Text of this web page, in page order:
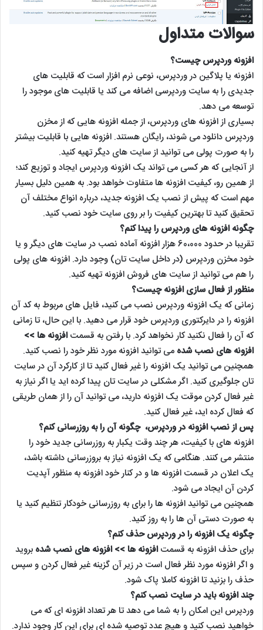
سوالات متداول
افزونه وردپرس چیست؟
افزونه یا پلاگین در وردپرس، نوعی نرم افزار است که قابلیت های
جدیدی را به سایت وردپرسی اضافه می کند یا قابلیت های موجود را
توسعه می دهد.
بسیاری از افزونه های وردپرس، از جمله افزونه هایی که از مخزن
وردپرس دانلود می شوند، رایگان هستند. افزونه هایی با قابلیت بیشتر
را به صورت پولی می توانید از سایت های دیگر تهیه کنید.
از آنجایی که هر کسی می تواند یک افزونه وردپرس ایجاد و توزیع کند؛
از همین رو، کیفیت افزونه ها متفاوت خواهد بود. به همین دلیل بسیار
مهم است که پیش از نصب یک افزونه جدید، درباره انواع مختلف آن
تحقیق کنید تا بهترین کیفیت را بر روی سایت خود نصب کنید.
چگونه افزونه های وردپرس را پیدا کنم؟
تقریبا در حدود 60،000 هزار افزونه آماده نصب در سایت های دیگر و یا
خود مخزن وردپرس (در داخل سایت تان) وجود دارد. افزونه های پولی
را هم می توانید از سایت های فروش افزونه تهیه کنید.
منظور از فعال سازی افزونه چیست؟
زمانی که یک افزونه وردپرس نصب می کنید، فایل های مربوط به کد آن
افزونه را در دایرکتوری وردپرس خود قرار می دهید. با این حال، تا زمانی
که آن را فعال نکنید کار نخواهد کرد. با رفتن به قسمتافزونه ها >>
افزونه های نصب شده می توانید افزونه مورد نظر خود را نصب کنید.
همچنین می توانید یک افزونه را غیر فعال کنید تا از کارکرد آن در سایت
تان جلوگیری کنید. اگر مشکلی در سایت تان پیدا کرده اید یا اگر نیاز به
غیر فعال کردن موقت یک افزونه دارید، می توانید آن را از همان طریقی
که فعال کرده اید، غیر فعال کنید.
پس از نصب افزونه در وردپرس، چگونه آن را به روزرسانی کنم؟
افزونه های با کیفیت، هر چند وقت یکبار به روزرسانی جدید خود را
منتشر می کنند. هنگامی که یک افزونه نیاز به بروزرسانی داشته باشد،
یک اعلان در قسمت افزونه ها و در کنار خود افزونه به منظور آپدیت
کردن آن ایجاد می شود.
همچنین می توانید افزونه ها را برای به روزرسانی خودکار تنظیم کنید یا
به صورت دستی آن ها را به روز کنید.
چگونه یک افزونه را در وردپرس حذف کنم؟
برای حذف افزونه به قسمتافزونه ها >> افزونه های نصب شده بروید
و اگر افزونه مورد نظر فعال است در زیر آن گزینه غیر فعال کردن و سپس
حذف را بزنید تا افزونه کاملا پاک شود.
چند افزونه باید در سایت نصب کنم؟
وردپرس این امکان را به شما می دهد تا هر تعداد افزونه ای که می
خواهید نصب کنید و هیچ عدد توصیه شده ای برای این کار وجود ندارد.